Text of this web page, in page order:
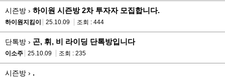
시즌방 › 하이원 시즌방 2차 투자자 모집합니다.
하이원지킴이 25.10.09 조회 : 444
단톡방 › 곤, 휘, 비 라이딩 단톡방입니다
이소주 25.10.09 조회 : 235
시즌방 › .